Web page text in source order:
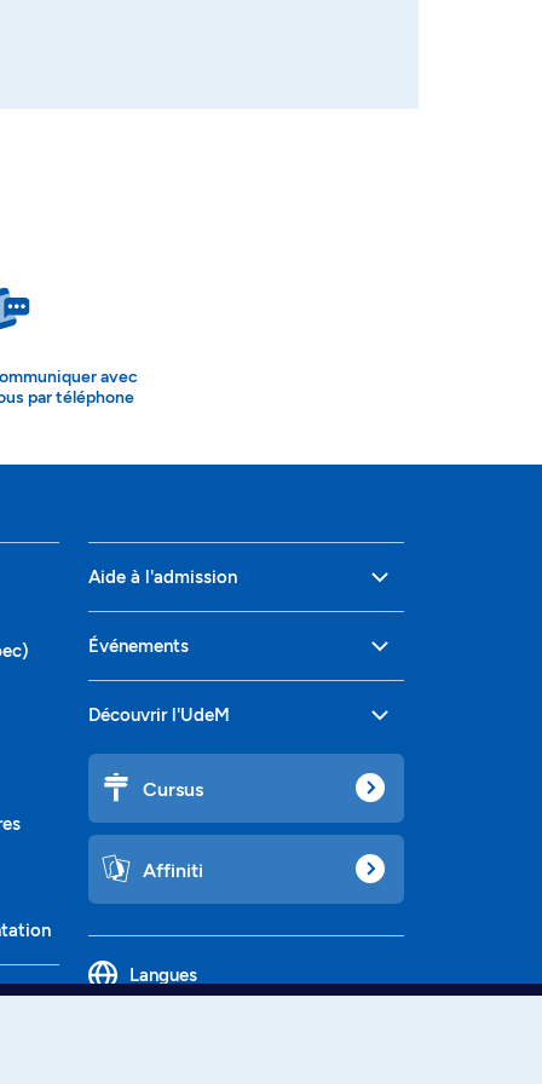
avec
par téléphone
Aide à l'admission
Événements
Découvrir l'UdeM
Cursus
Affiniti
Langues